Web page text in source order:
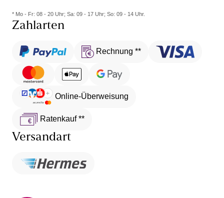
* Mo - Fr: 08 - 20 Uhr; Sa: 09 - 17 Uhr; So: 09 - 14 Uhr.
Zahlarten
Rechnung **
Online-Überweisung
Ratenkauf **
Versandart